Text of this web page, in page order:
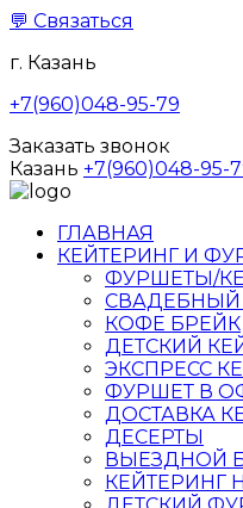
💬 Связаться
г. Казань
+7(960)048-95-79
Заказать звонок
Казань +7(960)048-95-
ГЛАВНАЯ
КЕЙТЕРИНГ И
ФУРШЕТЫ/
СВАДЕБНЫЙ
КОФЕ БРЕЙК
ДЕТСКИЙ
ЭКСПРЕСС
ФУРШЕТ В
ДОСТАВКА
ДЕСЕРТЫ
ВЫЕЗДНОЙ
КЕЙТЕРИНГ